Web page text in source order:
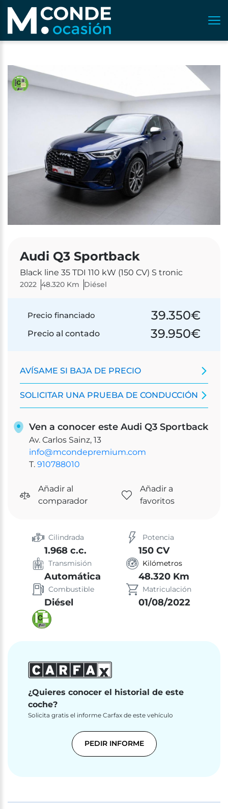
Audi Q3 Sportback
Black line 35 TDI 110 kW (150 CV) S tronic
2022 48.320 Km Diésel
Precio financiado 39.350€
Precio al contado 39.950€
AVÍSAME SI BAJA DE PRECIO
SOLICITAR UNA PRUEBA DE CONDUCCIÓN
Ven a conocer este Audi Q3 Sportback
Av. Carlos Sainz, 13
info@mcondepremium.com
T. 910788010
Añadir al
comparador
Añadir a
favoritos
Cilindrada
1.968 c.c.
Potencia
150 CV
Transmisión
Automática
Kilómetros
48.320 Km
Combustible
Diésel
Matriculación
01/08/2022
¿Quieres conocer el historial de este
coche?
Solicita gratis el informe Carfax de este vehículo
PEDIR INFORME